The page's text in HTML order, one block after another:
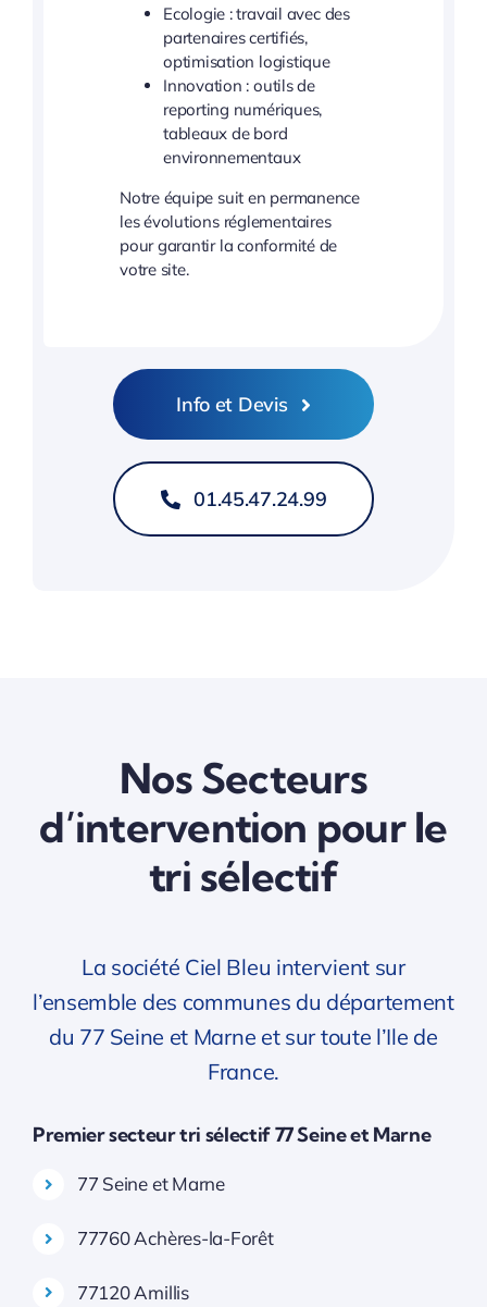
Ecologie : travail avec des
partenaires certifiés,
optimisation logistique
Innovation : outils de
reporting numériques,
tableaux de bord
environnementaux
Notre équipe suit en permanence
les évolutions réglementaires
pour garantir la conformité de
votre site.
Info et Devis
01.45.47.24.99
Nos Secteurs
d’intervention pour le
tri sélectif
La société Ciel Bleu intervient sur
l’ensemble des communes du département
du 77 Seine et Marne et sur toute l’Ile de
France.
Premier secteur tri sélectif 77 Seine et Marne
77 Seine et Marne
77760 Achères-la-Forêt
77120 Amillis